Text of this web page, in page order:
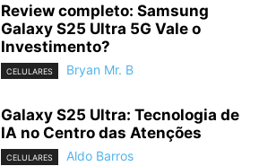
Review completo: Samsung
Galaxy S25 Ultra 5G Vale o
Investimento?
CELULARES Bryan Mr. B
Galaxy S25 Ultra: Tecnologia de
IA no Centro das Atenções
CELULARES Aldo Barros